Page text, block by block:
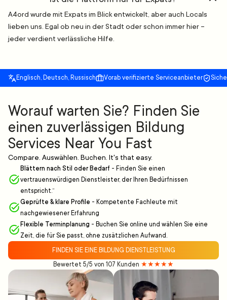
A4ord wurde mit Expats im Blick entwickelt, aber auch Locals
lieben uns. Egal ob neu in der Stadt oder schon immer hier –
jeder verdient verlässliche Hilfe.
Englisch, Deutsch, Russisch Vorab verifizierte Serviceanbieter
Worauf warten Sie? Finden Sie
einen zuverlässigen Bildung
Services Near You Fast
Compare. Auswählen. Buchen. It's that easy.
Blättern nach Stil oder Bedarf - Finden Sie einen
vertrauenswürdigen Dienstleister, der Ihren Bedürfnissen
entspricht.“
Geprüfte & klare Profile - Kompetente Fachleute mit
nachgewiesener Erfahrung
Flexible Terminplanung - Buchen Sie online und wählen Sie eine
Zeit, die für Sie passt, ohne zusätzlichen Aufwand.
FINDEN SIE EINE BILDUNG DIENSTLEISTUNG
Bewertet 5/5 von 107 Kunden ★★★★★